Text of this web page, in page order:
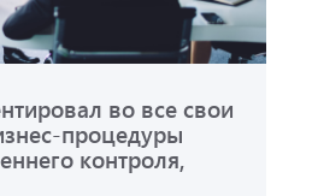
во все свои
процедуры
контроля,